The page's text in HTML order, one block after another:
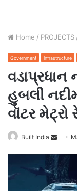
Home / PROJECTS
Government Infrastructure
વડાપ્રધાન
હુબલી
વૉટર મેટ્રો
Built India
Send
email